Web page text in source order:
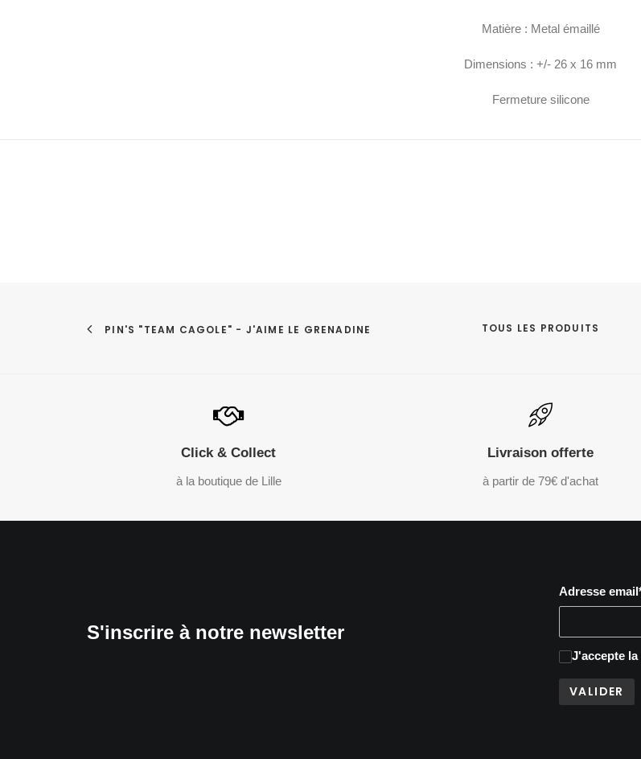
Matière : Metal émaillé
Dimensions : +/- 26 x 16 mm
Fermeture silicone
PIN'S "TEAM CAGOLE" - J'AIME LE GRENADINE TOUS LES PRODUITS
Click & Collect
à la boutique de Lille
Livraison offerte
à partir de 79€ d'achat
S'inscrire à notre newsletter
Adresse
J'accepte